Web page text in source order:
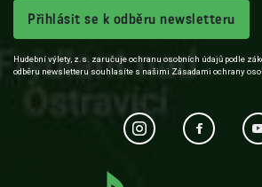
Přihlásit se k odběru newsletteru
Hudební výlety, z.s. zaručuje ochranu osobních údajů podle
odběru newsletteru souhlasíte s našimi Zásadami ochrany